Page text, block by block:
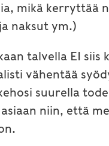
mikä kerryttää
naksut ym.)
talvella EI siis
vähentää
suurella
niin, että